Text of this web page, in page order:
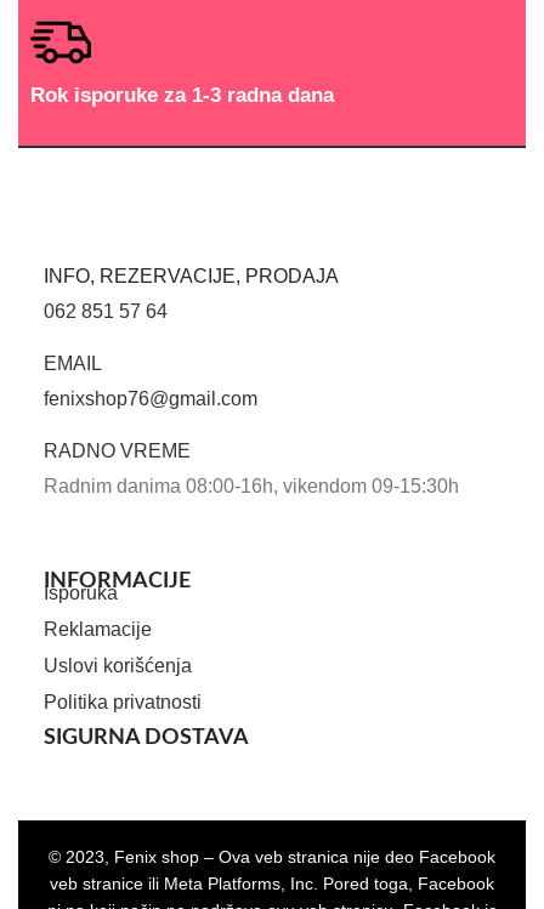
Rok isporuke za 1-3 radna dana
INFO, REZERVACIJE, PRODAJA
062 851 57 64
EMAIL
fenixshop76@gmail.com
RADNO VREME
Radnim danima 08:00-16h, vikendom 09-15:30h
INFORMACIJE
Isporuka
Reklamacije
Uslovi korišćenja
Politika privatnosti
SIGURNA DOSTAVA
© 2023, Fenix shop – Ova veb stranica nije deo Facebook
veb stranice ili Meta Platforms, Inc. Pored toga, Facebook